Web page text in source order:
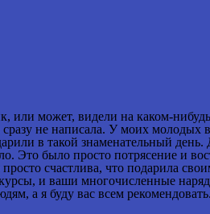
или может, видели на каком-
не написала. У моих
в такой знаменательный
Это было просто потрясение и
счастлива, что подарила
и ваши многочисленные
а я буду вас всем